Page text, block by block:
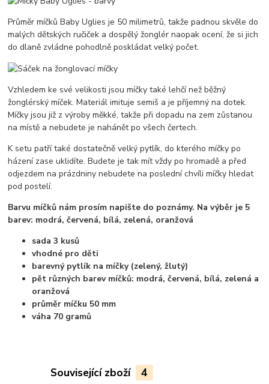
Průměr míčků Baby Uglies je 50 milimetrů, takže padnou skvěle do
malých dětských ručiček a dospělý žonglér naopak ocení, že si jich
do dlaně zvládne pohodlně poskládat velký počet.
Vzhledem ke své velikosti jsou míčky také lehčí než běžný
žonglérský míček. Materiál imituje semiš a je příjemný na dotek.
Míčky jsou již z výroby měkké, takže při dopadu na zem zůstanou
na místě a nebudete je nahánět po všech čertech.
K setu patří také dostatečně velký pytlík, do kterého míčky po
házení zase uklidíte. Budete je tak mít vždy po hromadě a před
odjezdem na prázdniny nebudete na poslední chvíli míčky hledat
pod postelí.
Barvu míčků nám prosím napište do poznámy. Na výběr je 5
barev: modrá, červená, bílá, zelená, oranžová
sada 3 kusů
vhodné pro děti
barevný pytlík na míčky (zelený, žlutý)
pět různých barev míčků: modrá, červená, bílá, zelená a
oranžová
průměr míčku 50 mm
váha 70 gramů
Související zboží 4